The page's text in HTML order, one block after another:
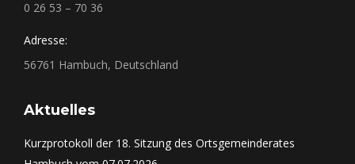
0 26 53 – 70 36
Adresse:
56761 Hambuch, Deutschland
Aktuelles
Kurzprotokoll der 18. Sitzung des Ortsgemeinderates